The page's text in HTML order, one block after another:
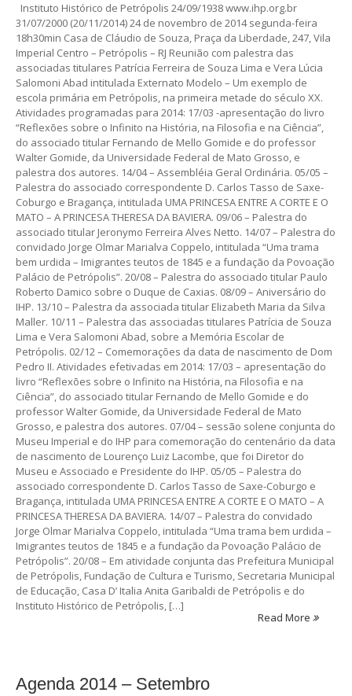
Instituto Histórico de Petrópolis 24/09/1938 www.ihp.org.br
31/07/2000 (20/11/2014) 24 de novembro de 2014 segunda-feira
18h30min Casa de Cláudio de Souza, Praça da Liberdade, 247, Vila
Imperial Centro – Petrópolis – RJ Reunião com palestra das
associadas titulares Patrícia Ferreira de Souza Lima e Vera Lúcia
Salomoni Abad intitulada Externato Modelo – Um exemplo de
escola primária em Petrópolis, na primeira metade do século XX.
Atividades programadas para 2014: 17/03 -apresentação do livro
“Reflexões sobre o Infinito na História, na Filosofia e na Ciência”,
do associado titular Fernando de Mello Gomide e do professor
Walter Gomide, da Universidade Federal de Mato Grosso, e
palestra dos autores. 14/04 – Assembléia Geral Ordinária. 05/05 –
Palestra do associado correspondente D. Carlos Tasso de Saxe-
Coburgo e Bragança, intitulada UMA PRINCESA ENTRE A CORTE E O
MATO – A PRINCESA THERESA DA BAVIERA. 09/06 – Palestra do
associado titular Jeronymo Ferreira Alves Netto. 14/07 – Palestra do
convidado Jorge Olmar Marialva Coppelo, intitulada “Uma trama
bem urdida – Imigrantes teutos de 1845 e a fundação da Povoação
Palácio de Petrópolis”. 20/08 – Palestra do associado titular Paulo
Roberto Damico sobre o Duque de Caxias. 08/09 – Aniversário do
IHP. 13/10 – Palestra da associada titular Elizabeth Maria da Silva
Maller. 10/11 – Palestra das associadas titulares Patrícia de Souza
Lima e Vera Salomoni Abad, sobre a Memória Escolar de
Petrópolis. 02/12 – Comemorações da data de nascimento de Dom
Pedro II. Atividades efetivadas em 2014: 17/03 – apresentação do
livro “Reflexões sobre o Infinito na História, na Filosofia e na
Ciência”, do associado titular Fernando de Mello Gomide e do
professor Walter Gomide, da Universidade Federal de Mato
Grosso, e palestra dos autores. 07/04 – sessão solene conjunta do
Museu Imperial e do IHP para comemoração do centenário da data
de nascimento de Lourenço Luiz Lacombe, que foi Diretor do
Museu e Associado e Presidente do IHP. 05/05 – Palestra do
associado correspondente D. Carlos Tasso de Saxe-Coburgo e
Bragança, intitulada UMA PRINCESA ENTRE A CORTE E O MATO – A
PRINCESA THERESA DA BAVIERA. 14/07 – Palestra do convidado
Jorge Olmar Marialva Coppelo, intitulada “Uma trama bem urdida –
Imigrantes teutos de 1845 e a fundação da Povoação Palácio de
Petrópolis”. 20/08 – Em atividade conjunta das Prefeitura Municipal
de Petrópolis, Fundação de Cultura e Turismo, Secretaria Municipal
de Educação, Casa D’ Italia Anita Garibaldi de Petrópolis e do
Instituto Histórico de Petrópolis, […]
Read More
Agenda 2014 – Setembro